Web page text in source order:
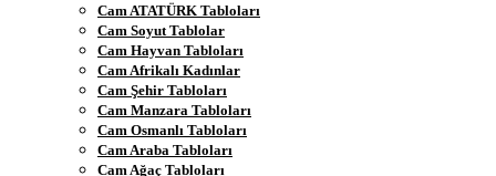
Cam ATATÜRK Tabloları
Cam Soyut Tablolar
Cam Hayvan Tabloları
Cam Afrikalı Kadınlar
Cam Şehir Tabloları
Cam Manzara Tabloları
Cam Osmanlı Tabloları
Cam Araba Tabloları
Cam Ağaç Tabloları